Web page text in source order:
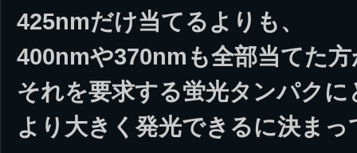
425nmだけ当てるよりも、
400nmや370nmも全部当てた方
それを要求する蛍光タンパクに
より大きく発光できるに決ま